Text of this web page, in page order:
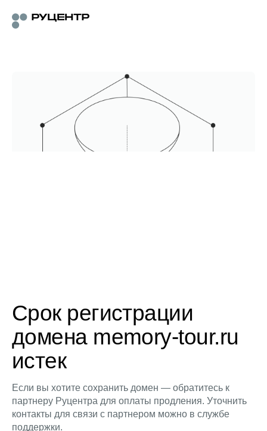
Срок регистрации
домена memory-tour.ru
истек
Если вы хотите сохранить домен — обратитесь к
партнеру Руцентра для оплаты продления. Уточнить
контакты для связи с партнером можно в службе
поддержки.